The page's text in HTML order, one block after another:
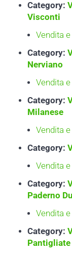
Category:
Visconti
Vendita
Category:
Nerviano
Vendita
Category:
Milanese
Vendita
Category:
Vendita
Category:
Paderno
Vendita
Category:
Pantigliate